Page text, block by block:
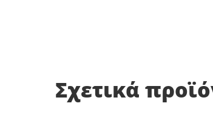
Σχετικά